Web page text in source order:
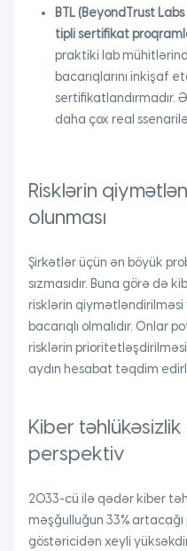
BTL (BeyondTrust
tipli sertifikat
praktiki lab
bacarıqlarını inkişaf
sertifikatlandırmadır.
daha çox real
Risklərin
olunması
Şirkətlər üçün ən böyük
sızmasıdır. Buna görə də
risklərin qiymətləndirilməsi
bacarıqlı olmalıdır. Onlar
risklərin
aydın hesabat təqdim
Kiber
perspektiv
2033-cü ilə qədər kiber
məşğulluğun 33% artacağı
göstəricidən xeyli